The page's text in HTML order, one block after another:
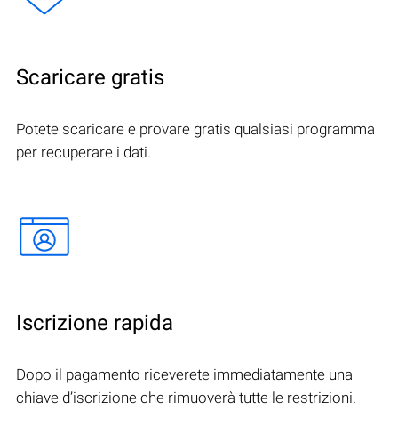
Scaricare gratis
Potete scaricare e provare gratis qualsiasi programma
per recuperare i dati.
Iscrizione rapida
Dopo il pagamento riceverete immediatamente una
chiave d’iscrizione che rimuoverà tutte le restrizioni.